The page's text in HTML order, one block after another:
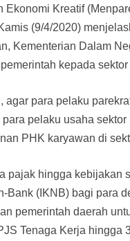
Ekonomi Kreatif
(9/4/2020)
Kementerian Dalam
kepada
agar para pelaku
pelaku usaha
PHK karyawan di
pajak hingga
Bank (IKNB) bagi para
pemerintah daerah
Tenaga Kerja hingga